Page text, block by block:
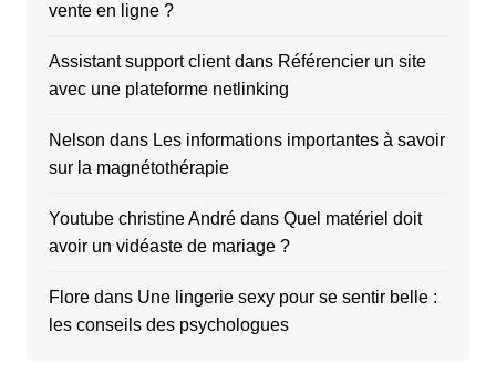
vente en ligne ?
Assistant support clientdans Référencier un site
avec une plateforme netlinking
Nelson dans Les informations importantes à savoir
sur la magnétothérapie
Youtube christine Andrédans Quel matériel doit
avoir un vidéaste de mariage ?
Floredans Une lingerie sexy pour se sentir belle :
les conseils des psychologues